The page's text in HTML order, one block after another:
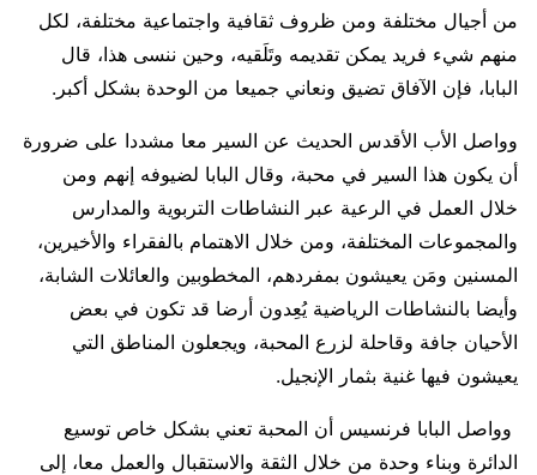
من أجيال مختلفة ومن ظروف ثقافية واجتماعية مختلفة، لكل
منهم شيء فريد يمكن تقديمه وتَلَقيه، وحين ننسى هذا، قال
البابا، فإن الآفاق تضيق ونعاني جميعا من الوحدة بشكل أكبر.
وواصل الأب الأقدس الحديث عن السير معا مشددا على ضرورة
أن يكون هذا السير في محبة، وقال البابا لضيوفه إنهم ومن
خلال العمل في الرعية عبر النشاطات التربوية والمدارس
والمجموعات المختلفة، ومن خلال الاهتمام بالفقراء والأخيرين،
المسنين ومَن يعيشون بمفردهم، المخطوبين والعائلات الشابة،
وأيضا بالنشاطات الرياضية يُعِدون أرضا قد تكون في بعض
الأحيان جافة وقاحلة لزرع المحبة، ويجعلون المناطق التي
يعيشون فيها غنية بثمار الإنجيل.
وواصل البابا فرنسيس أن المحبة تعني بشكل خاص توسيع
الدائرة وبناء وحدة من خلال الثقة والاستقبال والعمل معا، إلى